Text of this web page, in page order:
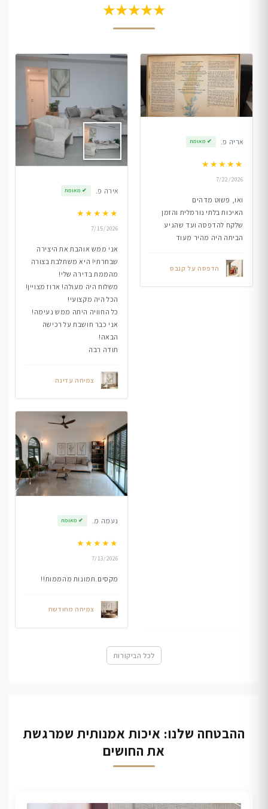
★★★★★
אריה פ. ✔ מאומת
★★★★★
7/22/2026
ואו, פשוט מדהים
האיכות בלתי נורמלית והזמן
שלקח להדפסה ועד שהגיע
הביתה היה מהיר מעוד
הדפסה על קנבס
אירה פ. ✔ מאומת
★★★★★
7/15/2026
אני ממש אוהבת את היצירה
שבחרתי! היא משתלבת בצורה
מהממת בדירה שלי!
משלוח היה מעולה! ארוז מצויין!
הכל היה מקצועי!
כל החוויה היתה ממש נעימה!
אני כבר חושבת על רכישה
הבאה!
תודה רבה
צמיחה עדינה
נעמה מ. ✔ מאומת
★★★★★
7/13/2026
מקסים.תמונות מהממות!!
צמיחה מחודשת
לכל הביקורות
ההבטחה שלנו: איכות אמנותית שמרגשת
את החושים